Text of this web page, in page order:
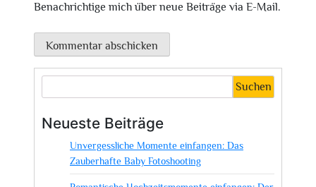
Benachrichtige mich über neue Beiträge via E-Mail.
Suchen
Neueste Beiträge
Unvergessliche Momente einfangen: Das
Zauberhafte Baby Fotoshooting